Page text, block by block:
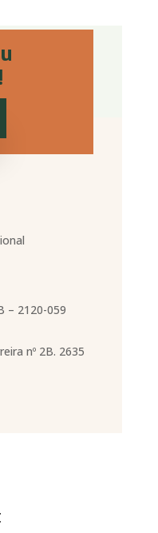
– 2120-059
nº 2B. 2635